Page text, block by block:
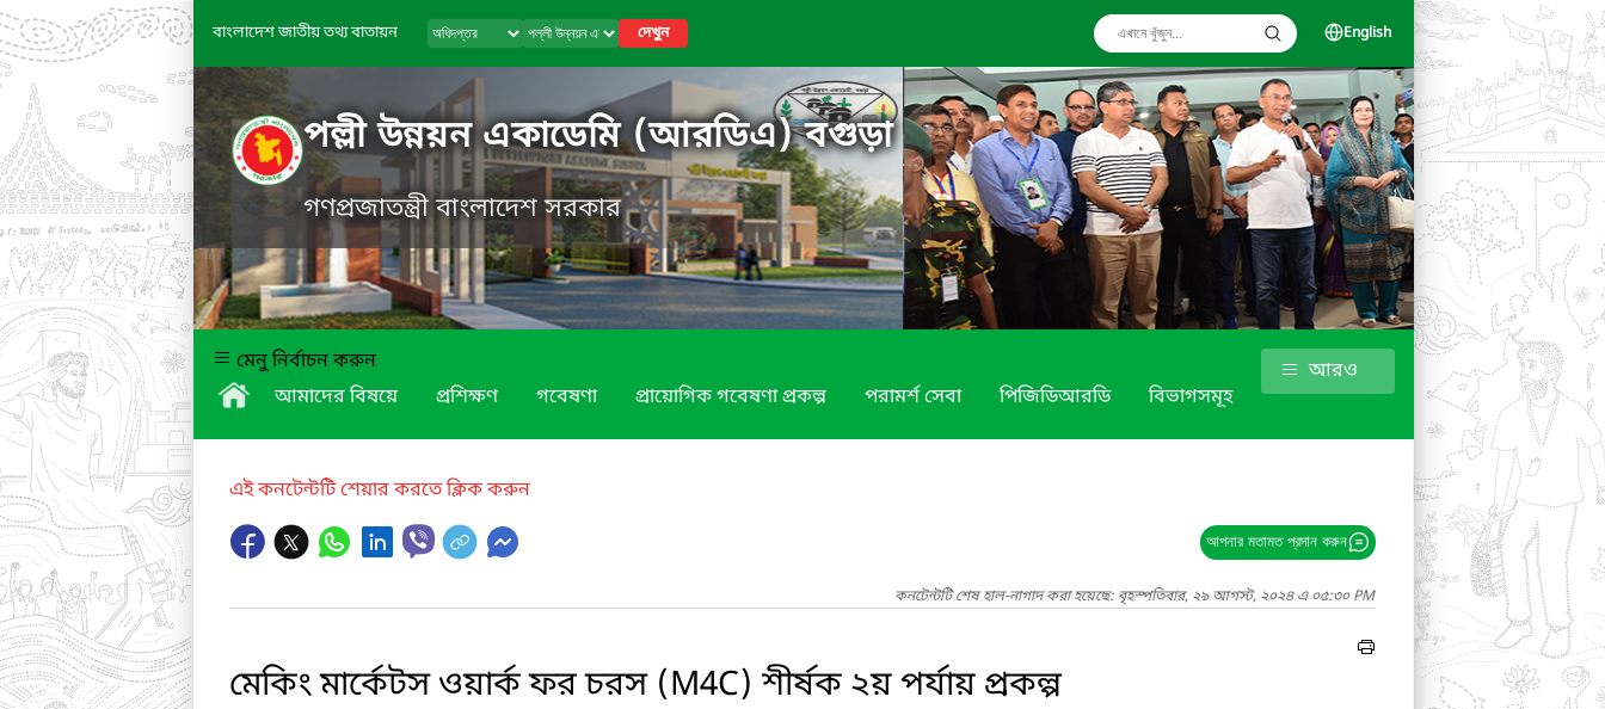
বাংলাদেশ জাতীয় তথ্য বাতায়ন দেখুন English
পল্লী উন্নয়ন একাডেমি (আরডিএ) বগুড়া
গণপ্রজাতন্ত্রী বাংলাদেশ সরকার
মেনু নির্বাচন করুন
আমাদের বিষয়ে
প্রশিক্ষণ গবেষণা প্রায়োগিক গবেষণা প্রকল্প পরামর্শ সেবা পিজিডিআরডি বিভাগসমূহ
আরও
এই কনটেন্টটি শেয়ার করতে ক্লিক করুন
আপনার মতামত প্রদান করুন
কনটেন্টটি শেষ হাল-নাগাদ করা হয়েছে: বৃহস্পতিবার, ২৯ আগস্ট, ২০২৪ এ ০৫:৩০ PM
মেকিং মার্কেটস ওয়ার্ক ফর চরস (M4C) শীর্ষক ২য় পর্যায় প্রকল্প